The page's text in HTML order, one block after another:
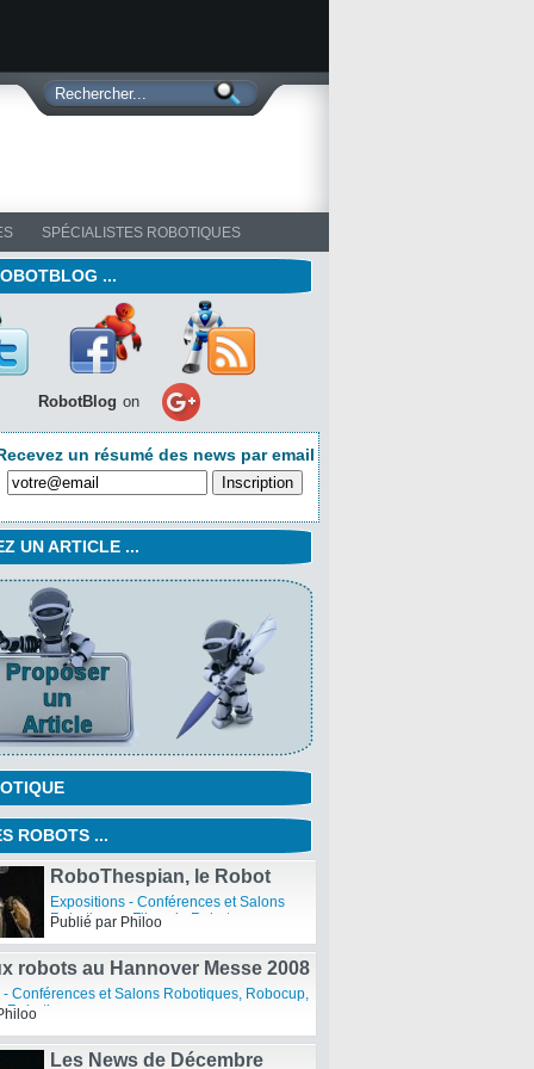
SPÉCIALISTES ROBOTIQUES
...
RobotBlog on
un résumé des news par email
UN ARTICLE ...
ROBOTS ...
RoboThespian, le Robot
Acteur
Expositions - Conférences et Salons
Robotiques,Films de Robots
Publié par Philoo
robots au Hannover Messe 2008
- Conférences et Salons Robotiques, Robocup,
Les News de Décembre